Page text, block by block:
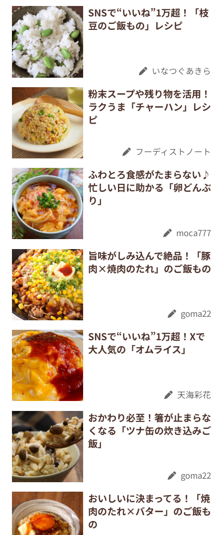
SNSで“いいね”1万超！「枝
豆のご飯もの」レシピ
いなつぐあきら
粉末スープや残り物を活用！
ラクうま「チャーハン」レシ
ピ
フーディストノート
ふわとろ食感がたまらない♪
忙しい日に助かる「卵どんぶ
り」
moca777
旨味がしみ込んで絶品！「豚
肉×焼肉のたれ」のご飯もの
goma22
SNSで“いいね”1万超！Xで
大人気の「オムライス」
天海彩花
おかわり必至！箸が止まらな
くなる「ツナ缶の炊き込みご
飯」
goma22
おいしいに決まってる！「焼
肉のたれ×バター」のご飯も
の